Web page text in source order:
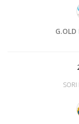
G.OLD
SORI